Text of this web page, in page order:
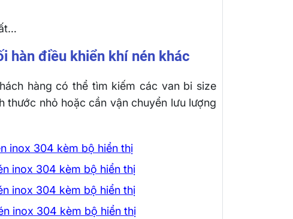
hàn điều khiển khí nén khác
hàng có thể tìm kiếm các van bi size
nhỏ hoặc cần vận chuyển lưu lượng
inox 304 kèm bộ hiển thị
inox 304 kèm bộ hiển thị
inox 304 kèm bộ hiển thị
inox 304 kèm bộ hiển thị